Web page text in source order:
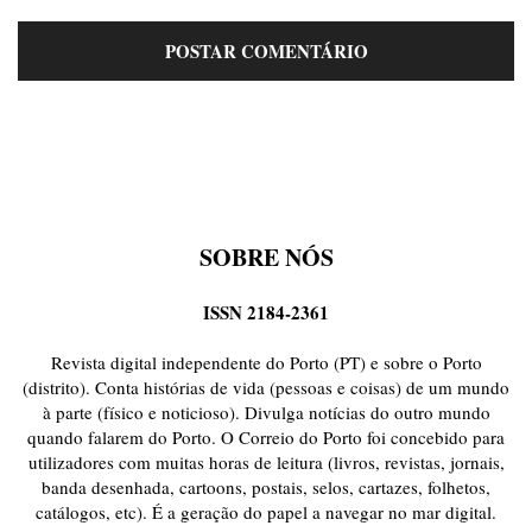
SOBRE NÓS
ISSN 2184-2361
Revista digital independente do Porto (PT) e sobre o Porto
(distrito). Conta histórias de vida (pessoas e coisas) de um mundo
à parte (físico e noticioso). Divulga notícias do outro mundo
quando falarem do Porto. O Correio do Porto foi concebido para
utilizadores com muitas horas de leitura (livros, revistas, jornais,
banda desenhada, cartoons, postais, selos, cartazes, folhetos,
catálogos, etc). É a geração do papel a navegar no mar digital.